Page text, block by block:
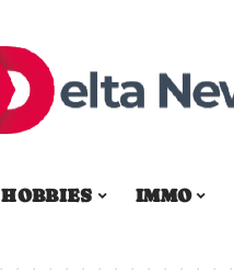
HOBBIES IMMO